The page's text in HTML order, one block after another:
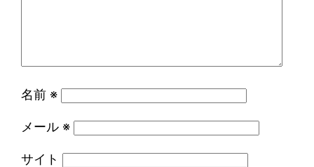
名前 ※
メール ※
サイト